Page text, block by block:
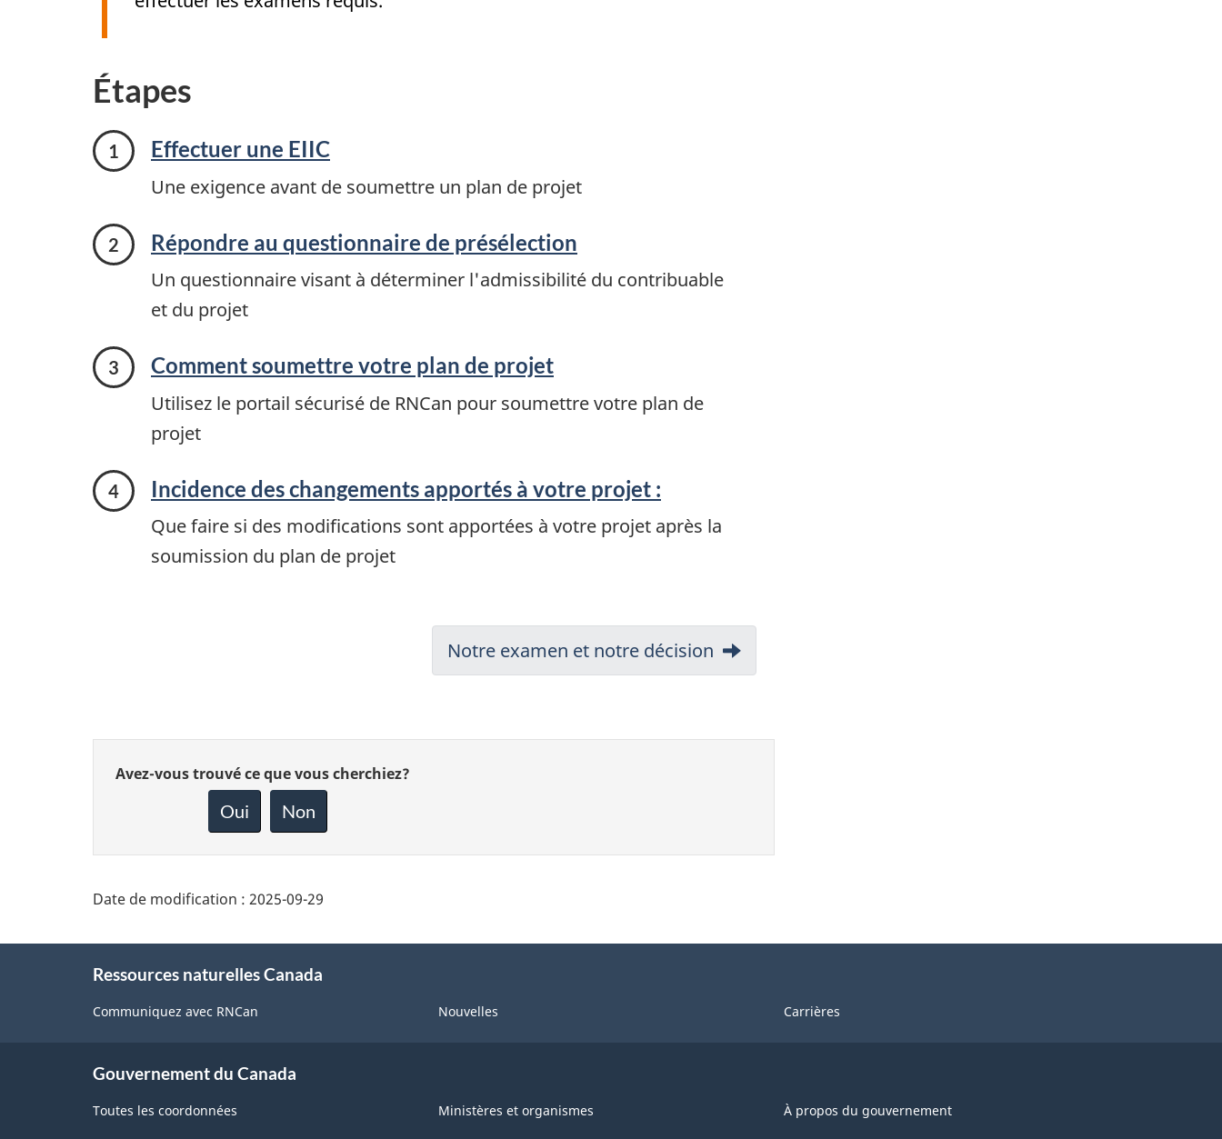
Étapes
Effectuer une EIIC
Une exigence avant de soumettre un plan de projet
Répondre au questionnaire de présélection
Un questionnaire visant à déterminer l'admissibilité du contribuable
et du projet
Comment soumettre votre plan de projet
Utilisez le portail sécurisé de RNCan pour soumettre votre plan de
projet
Incidence des changements apportés à votre projet :
Que faire si des modifications sont apportées à votre projet après la
soumission du plan de projet
Next:
Notre examen et notre décision
Donnez
Avez-vous trouvé ce que vous cherchiez?
Oui Non
Date de modification : 2025-09-29
Ressources naturelles Canada
Communiquez avec RNCan Nouvelles Carrières
Gouvernement du Canada
Toutes les coordonnées Ministères et organismes À propos du gouvernement